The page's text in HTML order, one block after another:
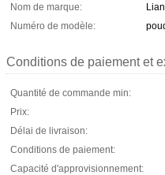
Nom de marque:
Numéro de modèle:
Conditions de paiement et
Quantité de commande min:
Prix:
Délai de livraison:
Conditions de paiement:
Capacité d'approvisionnement: